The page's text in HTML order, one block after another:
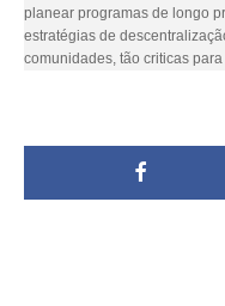
planear programas de longo
estratégias de
comunidades, tão criticas para